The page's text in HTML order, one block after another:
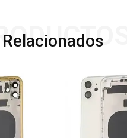
Relacionados